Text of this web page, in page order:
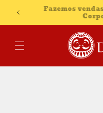
para o
Fazemos